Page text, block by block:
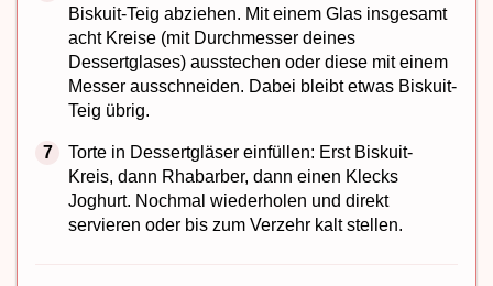
Biskuit-Teig abziehen. Mit einem Glas insgesamt
acht Kreise (mit Durchmesser deines
Dessertglases) ausstechen oder diese mit einem
Messer ausschneiden. Dabei bleibt etwas Biskuit-
Teig übrig.
Torte in Dessertgläser einfüllen: Erst Biskuit-
Kreis, dann Rhabarber, dann einen Klecks
Joghurt. Nochmal wiederholen und direkt
servieren oder bis zum Verzehr kalt stellen.